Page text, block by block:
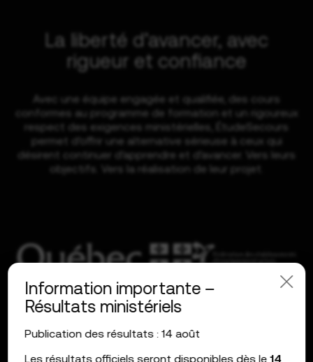
La liberté d’avancer, avec
rigueur et confiance
Avec une équipe engagée et qualifiée, des cours
conformes au programme de formation et un rigoureux
respect des exigences ministérielles, ÉtudeSecours
permet d’offrir une alternative sérieuse à ceux qui
désirent continuer d’apprendre et d’avancer. Vers leurs
objectifs. Vers la réalisation de leur projet.
Information importante –
Résultats ministériels
Publication des résultats : 14 août
Les résultats officiels seront disponibles dès le14